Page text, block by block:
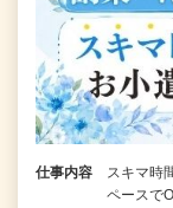
仕事内容
スキマ時
ペース